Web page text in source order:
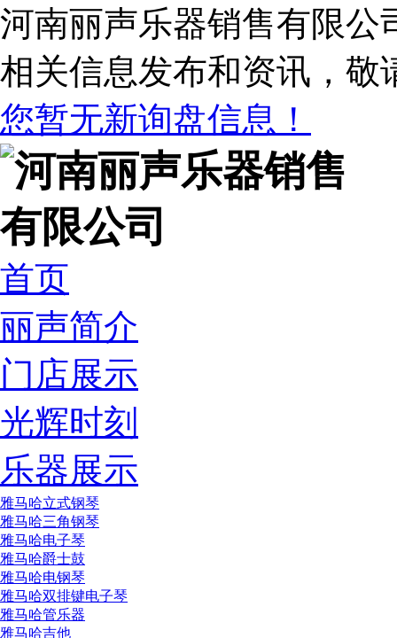
河南丽声乐器销售有限公
相关信息发布和资讯，敬
您暂无新询盘信息！
首页
丽声简介
门店展示
光辉时刻
乐器展示
雅马哈立式钢琴
雅马哈三角钢琴
雅马哈电子琴
雅马哈爵士鼓
雅马哈电钢琴
雅马哈双排键电子琴
雅马哈管乐器
雅马哈吉他